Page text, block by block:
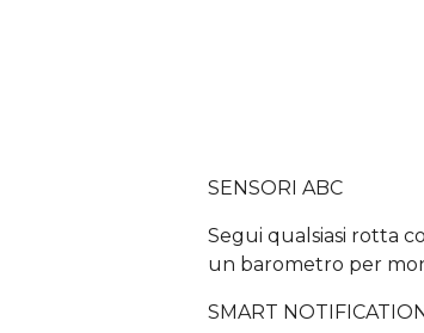
SENSORI ABC
Segui qualsiasi rotta
un barometro per
SMART